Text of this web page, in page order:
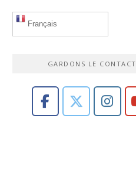
Français
GARDONS LE CONTACT